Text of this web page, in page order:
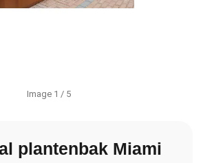
Image 1 / 5
plantenbak Miami